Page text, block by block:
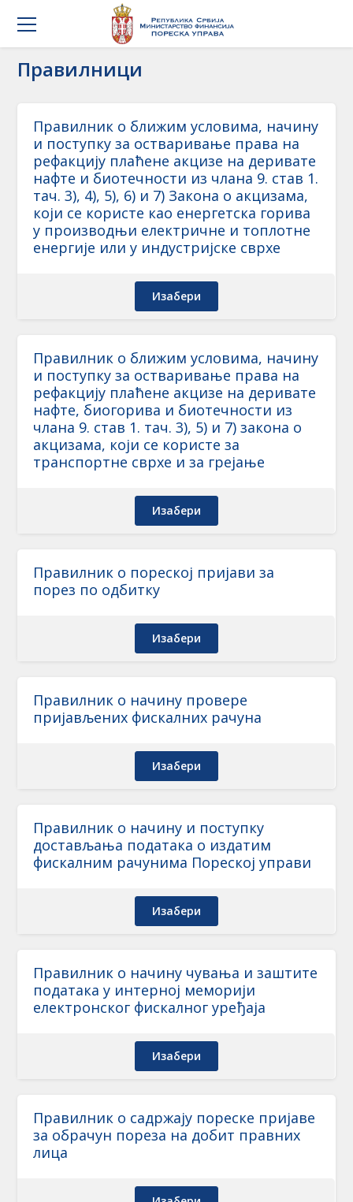
Правилници
Правилник о ближим условима, начину
и поступку за остваривање права на
рефакцију плаћене акцизе на деривате
нафте и биотечности из члана 9. став 1.
тач. 3), 4), 5), 6) и 7) Закона о акцизама,
који се користе као енергетска горива
у производњи електричне и топлотне
енергије или у индустријске сврхе
Изабери
Правилник о ближим условима, начину
и поступку за остваривање права на
рефакцију плаћене акцизе на деривате
нафте, биогорива и биотечности из
члана 9. став 1. тач. 3), 5) и 7) закона о
акцизама, који се користе за
транспортне сврхе и за грејање
Изабери
Правилник о пореској пријави за
порез по одбитку
Изабери
Правилник о начину провере
пријављених фискалних рачуна
Изабери
Правилник о начину и поступку
достављања података о издатим
фискалним рачунима Пореској управи
Изабери
Правилник о начину чувања и заштите
података у интерној меморији
електронског фискалног уређаја
Изабери
Правилник о садржају пореске пријаве
за обрачун пореза на добит правних
лица